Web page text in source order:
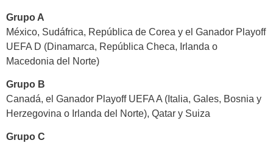
Grupo A
México, Sudáfrica, República de Corea y el Ganador Playoff
UEFA D (Dinamarca, República Checa, Irlanda o
Macedonia del Norte)
Grupo B
Canadá, el Ganador Playoff UEFA A (Italia, Gales, Bosnia y
Herzegovina o Irlanda del Norte), Qatar y Suiza
Grupo C